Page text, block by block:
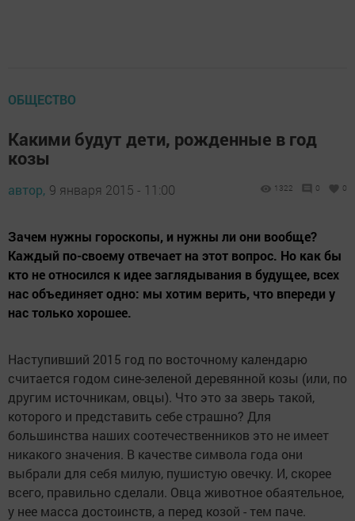
ОБЩЕСТВО
Какими будут дети, рожденные в год
козы
автор, 9 января 2015 - 11:00 1322 0 0
Зачем нужны гороскопы, и нужны ли они вообще?
Каждый по-своему отвечает на этот вопрос. Но как бы
кто не относился к идее заглядывания в будущее, всех
нас объединяет одно: мы хотим верить, что впереди у
нас только хорошее.
Наступивший 2015 год по восточному календарю
считается годом сине-зеленой деревянной козы (или, по
другим источникам, овцы). Что это за зверь такой,
которого и представить себе страшно? Для
большинства наших соотечественников это не имеет
никакого значения. В качестве символа года они
выбрали для себя милую, пушистую овечку. И, скорее
всего, правильно сделали. Овца животное обаятельное,
у нее масса достоинств, а перед козой - тем паче.